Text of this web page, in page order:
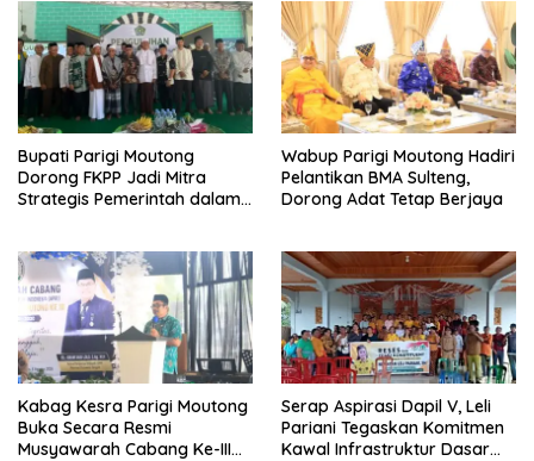
Bupati Parigi Moutong
Dorong FKPP Jadi Mitra
Strategis Pemerintah dalam
Wabup Parigi Moutong Hadiri
Pelantikan BMA Sulteng,
Dorong Adat Tetap Berjaya
Kabag Kesra Parigi Moutong
Buka Secara Resmi
Musyawarah Cabang Ke-III
Serap Aspirasi Dapil V, Leli
Pariani Tegaskan Komitmen
Kawal Infrastruktur Dasar